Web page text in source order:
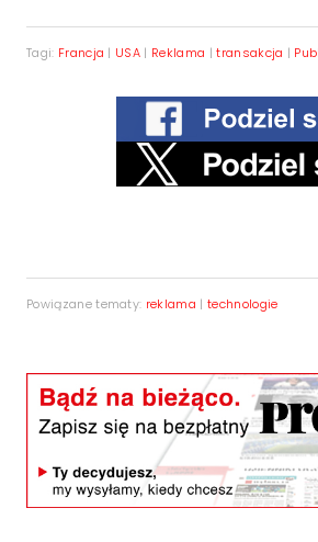
Tagi: Francja | USA | Reklama |transakcja |
Powiązane tematy: reklama | technologie